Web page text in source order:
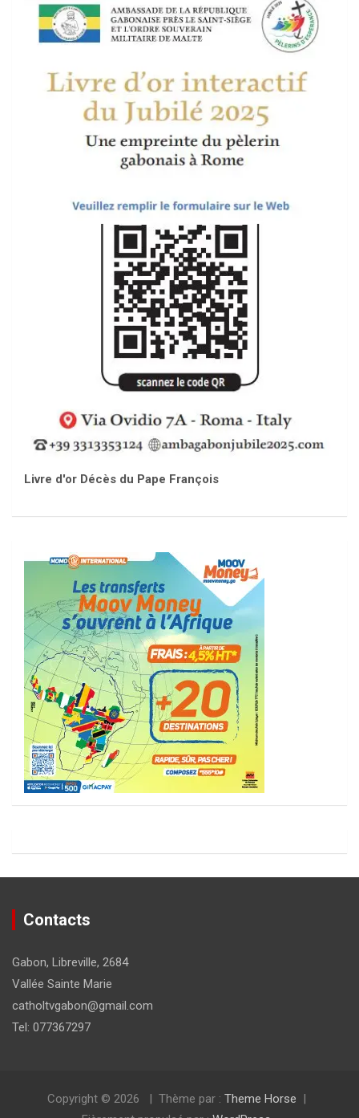
Livre d'or Décès du Pape François
Contacts
Gabon, Libreville, 2684
Vallée Sainte Marie
catholtvgabon@gmail.com
Tel: 077367297
Copyright © 2026 Thème par : Theme Horse